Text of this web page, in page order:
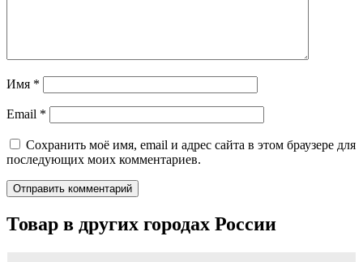
Имя *
Email *
Сохранить моё имя, email и адрес сайта в этом браузере для
последующих моих комментариев.
Товар в других городах России